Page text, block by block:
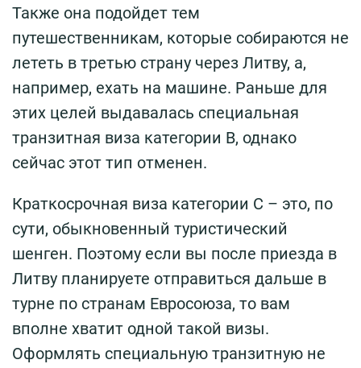
Также она подойдет тем
путешественникам, которые собираются не
лететь в третью страну через Литву, а,
например, ехать на машине. Раньше для
этих целей выдавалась специальная
транзитная виза категории B, однако
сейчас этот тип отменен.
Краткосрочная виза категории С – это, по
сути, обыкновенный туристический
шенген. Поэтому если вы после приезда в
Литву планируете отправиться дальше в
турне по странам Евросоюза, то вам
вполне хватит одной такой визы.
Оформлять специальную транзитную не